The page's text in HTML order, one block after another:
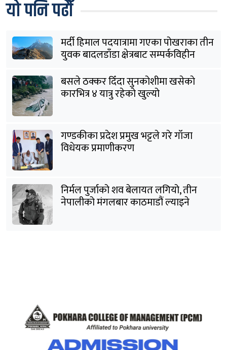
यो पनि पढौँ
मर्दी हिमाल पदयात्रामा गएका पोखराका तीन
युवक बादलडाँडा क्षेत्रबाट सम्पर्कविहीन
बसले ठक्कर दिँदा सुनकोशीमा खसेकाे
कारभित्र ४ यात्रु रहेको खुल्यो
गण्डकीका प्रदेश प्रमुख भट्टले गरे गाँजा
विधेयक प्रमाणीकरण
निर्मल पुर्जाको शव बेलायत लगियो, तीन
नेपालीको मंगलबार काठमाडौं ल्याइने